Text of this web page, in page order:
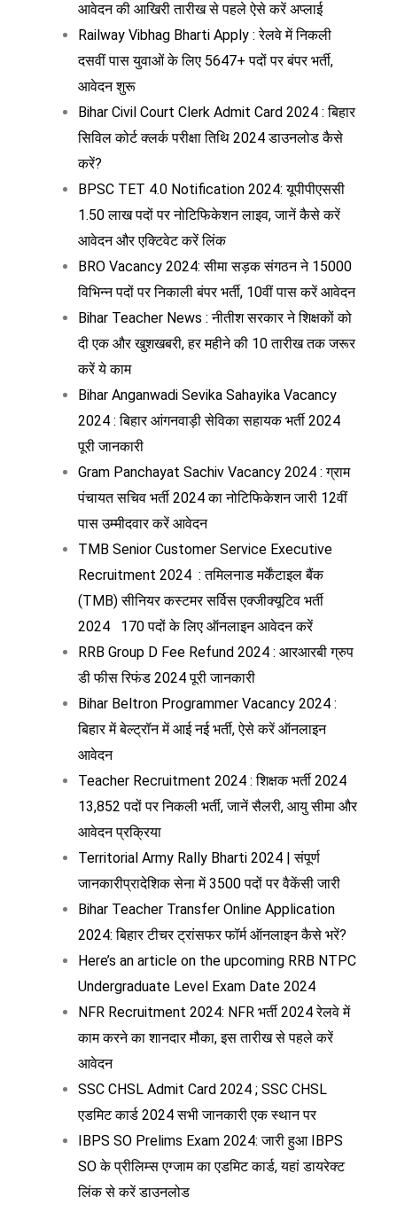
आवेदन की आखिरी तारीख से पहले ऐसे करें अप्लाई
Railway Vibhag Bharti Apply : रेलवे में निकली
दसवीं पास युवाओं के लिए 5647+ पदों पर बंपर भर्ती,
आवेदन शुरू
Bihar Civil Court Clerk Admit Card 2024 : बिहार
सिविल कोर्ट क्लर्क परीक्षा तिथि 2024 डाउनलोड कैसे
करें?
BPSC TET 4.0 Notification 2024: यूपीपीएससी
1.50 लाख पदों पर नोटिफिकेशन लाइव, जानें कैसे करें
आवेदन और एक्टिवेट करें लिंक
BRO Vacancy 2024: सीमा सड़क संगठन ने 15000
विभिन्न पदों पर निकाली बंपर भर्ती, 10वीं पास करें आवेदन
Bihar Teacher News : नीतीश सरकार ने शिक्षकों को
दी एक और खुशखबरी, हर महीने की 10 तारीख तक जरूर
करें ये काम
Bihar Anganwadi Sevika Sahayika Vacancy
2024 : बिहार आंगनवाड़ी सेविका सहायक भर्ती 2024
पूरी जानकारी
Gram Panchayat Sachiv Vacancy 2024 : ग्राम
पंचायत सचिव भर्ती 2024 का नोटिफिकेशन जारी 12वीं
पास उम्मीदवार करें आवेदन
TMB Senior Customer Service Executive
Recruitment 2024 : तमिलनाड मर्केंटाइल बैंक
(TMB) सीनियर कस्टमर सर्विस एक्जीक्यूटिव भर्ती
2024 170 पदों के लिए ऑनलाइन आवेदन करें
RRB Group D Fee Refund 2024 : आरआरबी ग्रुप
डी फीस रिफंड 2024 पूरी जानकारी
Bihar Beltron Programmer Vacancy 2024 :
बिहार में बेल्ट्रॉन में आई नई भर्ती, ऐसे करें ऑनलाइन
आवेदन
Teacher Recruitment 2024 : शिक्षक भर्ती 2024
13,852 पदों पर निकली भर्ती, जानें सैलरी, आयु सीमा और
आवेदन प्रक्रिया
Territorial Army Rally Bharti 2024 | संपूर्ण
जानकारीप्रादेशिक सेना में 3500 पदों पर वैकेंसी जारी
Bihar Teacher Transfer Online Application
2024: बिहार टीचर ट्रांसफर फॉर्म ऑनलाइन कैसे भरें?
Here’s an article on the upcoming RRB NTPC
Undergraduate Level Exam Date 2024
NFR Recruitment 2024: NFR भर्ती 2024 रेलवे में
काम करने का शानदार मौका, इस तारीख से पहले करें
आवेदन
SSC CHSL Admit Card 2024 ; SSC CHSL
एडमिट कार्ड 2024 सभी जानकारी एक स्थान पर
IBPS SO Prelims Exam 2024: जारी हुआ IBPS
SO के प्रीलिम्स एग्जाम का एडमिट कार्ड, यहां डायरेक्ट
लिंक से करें डाउनलोड